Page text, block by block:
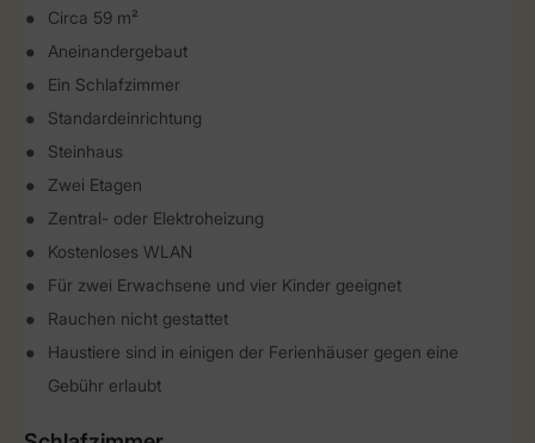
Circa 59 m²
Aneinandergebaut
Ein Schlafzimmer
Standardeinrichtung
Steinhaus
Zwei Etagen
Zentral- oder Elektroheizung
Kostenloses WLAN
Für zwei Erwachsene und vier Kinder geeignet
Rauchen nicht gestattet
Haustiere sind in einigen der Ferienhäuser gegen eine
Gebühr erlaubt